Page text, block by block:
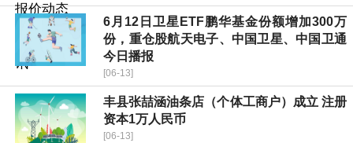
6月12日卫星ETF鹏华基金份额增加300万
份，重仓股航天电子、中国卫星、中国卫通
今日播报
[06-13]
丰县张喆涵油条店（个体工商户）成立 注册
资本1万人民币
[06-13]